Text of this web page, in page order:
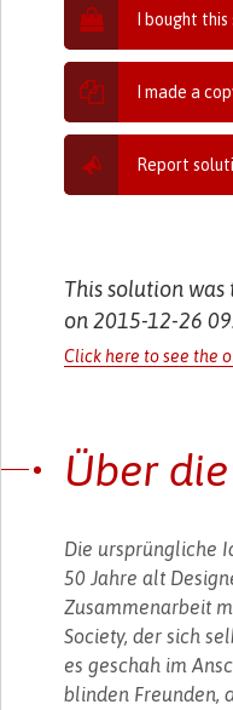
I bought
I made a
Report
This solution
on 2015-12-26
Click here to see the
Über
Die ursprüngliche
50 Jahre alt
Zusammenarbeit
Society, der sich
es geschah im
blinden Freunden,